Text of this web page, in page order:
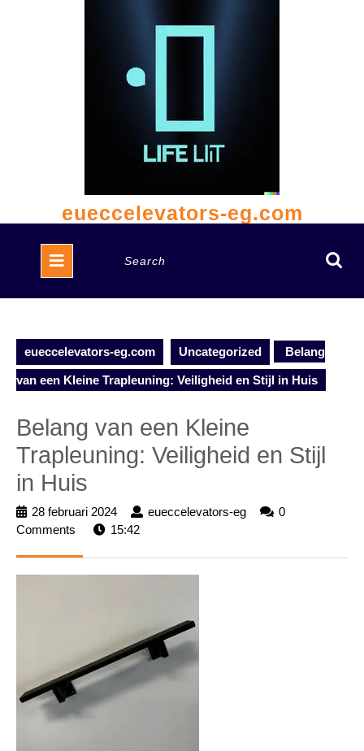
eueccelevators-eg.com
Open
Button
eueccelevators-eg.com Uncategorized Belang
van een Kleine Trapleuning: Veiligheid en Stijl in Huis
Belang van een Kleine
Trapleuning: Veiligheid en Stijl
in Huis
28 februari 2024
28
februari
eueccelevators-eg
eueccelevators-
0
Comments
15:42